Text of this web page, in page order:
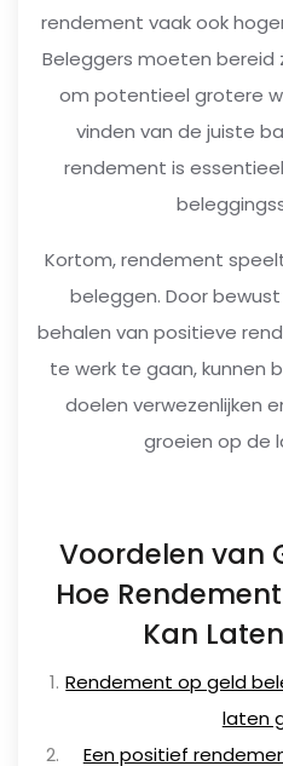
rendement vaak ook
Beleggers moeten bereid
om potentieel grotere
vinden van de juiste
rendement is
Kortom, rendement
beleggen. Door
behalen van positieve
te werk te gaan, kunnen
doelen verwezenlijken
groeien op de
Voordelen van
Hoe
Kan
Rendement op geld
laten
Een positief